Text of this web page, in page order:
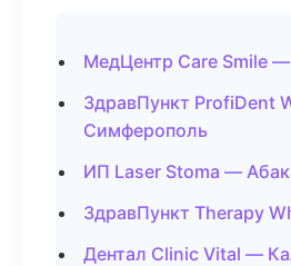
МедЦентр Care Smile
ЗдравПункт ProfiDent
Симферополь
ИП Laser Stoma —
ЗдравПункт Therapy
Дентал Clinic Vital —